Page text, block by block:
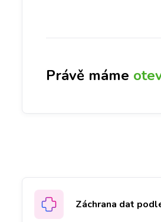
Právě máme
Záchrana dat